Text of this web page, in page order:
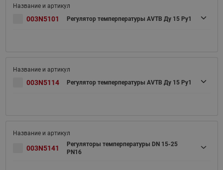
003N5101 Регулятор темперпературы AVTB Ду 15 Pу1
003N5114 Регулятор темперпературы AVTB Ду 15 Pу1
003N5141
Регуляторы темперпературы DN 15-25
PN16